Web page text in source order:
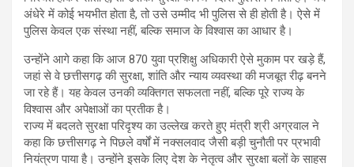
अंधेरे में कोई भयभीत होता है, तो उसे उम्मीद भी पुलिस से ही होती है। ऐसे में
पुलिस केवल एक संस्था नहीं, बल्कि समाज के विश्वास का आधार है।
उन्होंने आगे कहा कि आज 870 युवा प्रशिक्षु अधिकारी ऐसे मुकाम पर खड़े हैं,
जहां से वे छत्तीसगढ़ की सुरक्षा, शांति और न्याय व्यवस्था की मजबूत रीढ़ बनने
जा रहे हैं। यह केवल उनकी व्यक्तिगत सफलता नहीं, बल्कि पूरे राज्य के
विश्वास और अपेक्षाओं का प्रतीक है।
राज्य में बदलते सुरक्षा परिदृश्य का उल्लेख करते हुए मंत्री श्री अग्रवाल ने
कहा कि छत्तीसगढ़ ने पिछले वर्षों में नक्सलवाद जैसी बड़ी चुनौती पर प्रभावी
नियंत्रण पाया है। उन्होंने इसके लिए देश के नेतृत्व और सुरक्षा बलों के साहस